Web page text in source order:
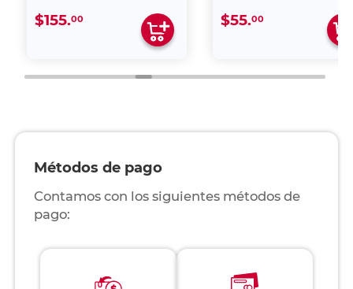
$155.00 $55.00
Métodos de pago
Contamos con los siguientes métodos de
pago: